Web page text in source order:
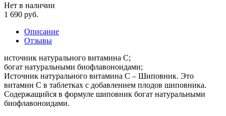
Нет в наличии
1 690 руб.
Описание
Отзывы
источник натурального витамина С;
богат натуральными биофлавоноидами;
Источник натурального витамина С – Шиповник. Это
витамин С в таблетках с добавлением плодов шиповника.
Содержащийся в формуле шиповник богат натуральными
биофлавоноидами.